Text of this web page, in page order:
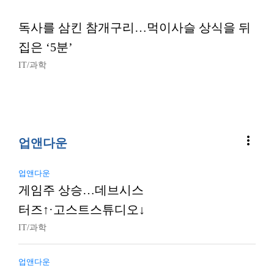
독사를 삼킨 참개구리…먹이사슬 상식을 뒤
집은 ‘5분’
IT/과학
업앤다운 more_vert
업앤다운
게임주 상승…데브시스
터즈↑·고스트스튜디오↓
IT/과학
업앤다운